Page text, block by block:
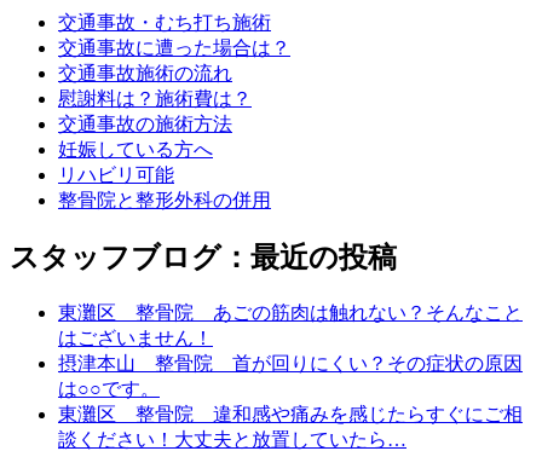
交通事故・むち打ち施術
交通事故に遭った場合は？
交通事故施術の流れ
慰謝料は？施術費は？
交通事故の施術方法
妊娠している方へ
リハビリ可能
整骨院と整形外科の併用
スタッフブログ：最近の投稿
東灘区 整骨院 あごの筋肉は触れない？そんなこと
はございません！
摂津本山 整骨院 首が回りにくい？その症状の原因
は○○です。
東灘区 整骨院 違和感や痛みを感じたらすぐにご相
談ください！大丈夫と放置していたら…